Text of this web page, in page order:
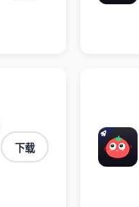
下载